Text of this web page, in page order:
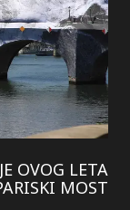
OVOG LETA
MOST